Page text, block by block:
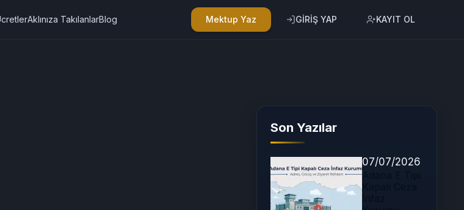
Aklınıza TakılanlarBlog Mektup Yaz GİRİŞ YAP KAYIT OL
Son Yazılar
07/07/2026